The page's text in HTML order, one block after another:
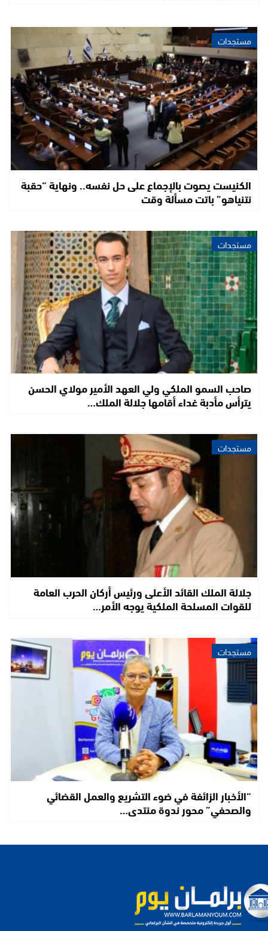
مستجدات
الكنيست يصوت بالإجماع على حل نفسه.. ونهاية “حقبة
نتنياهو” باتت مسألة وقت
مستجدات
صاحب السمو الملكي ولي العهد الأمير مولاي الحسن
يترأس مأدبة غداء أقامها جلالة الملك…
مستجدات
جلالة الملك القائد الأعلى ورئيس أركان الحرب العامة
للقوات المسلحة الملكية يوجه الأمر…
مستجدات
“الأخبار الزائفة في ضوء التشريع والعمل القضائي
والصحفي” محور ندوة منتدى…